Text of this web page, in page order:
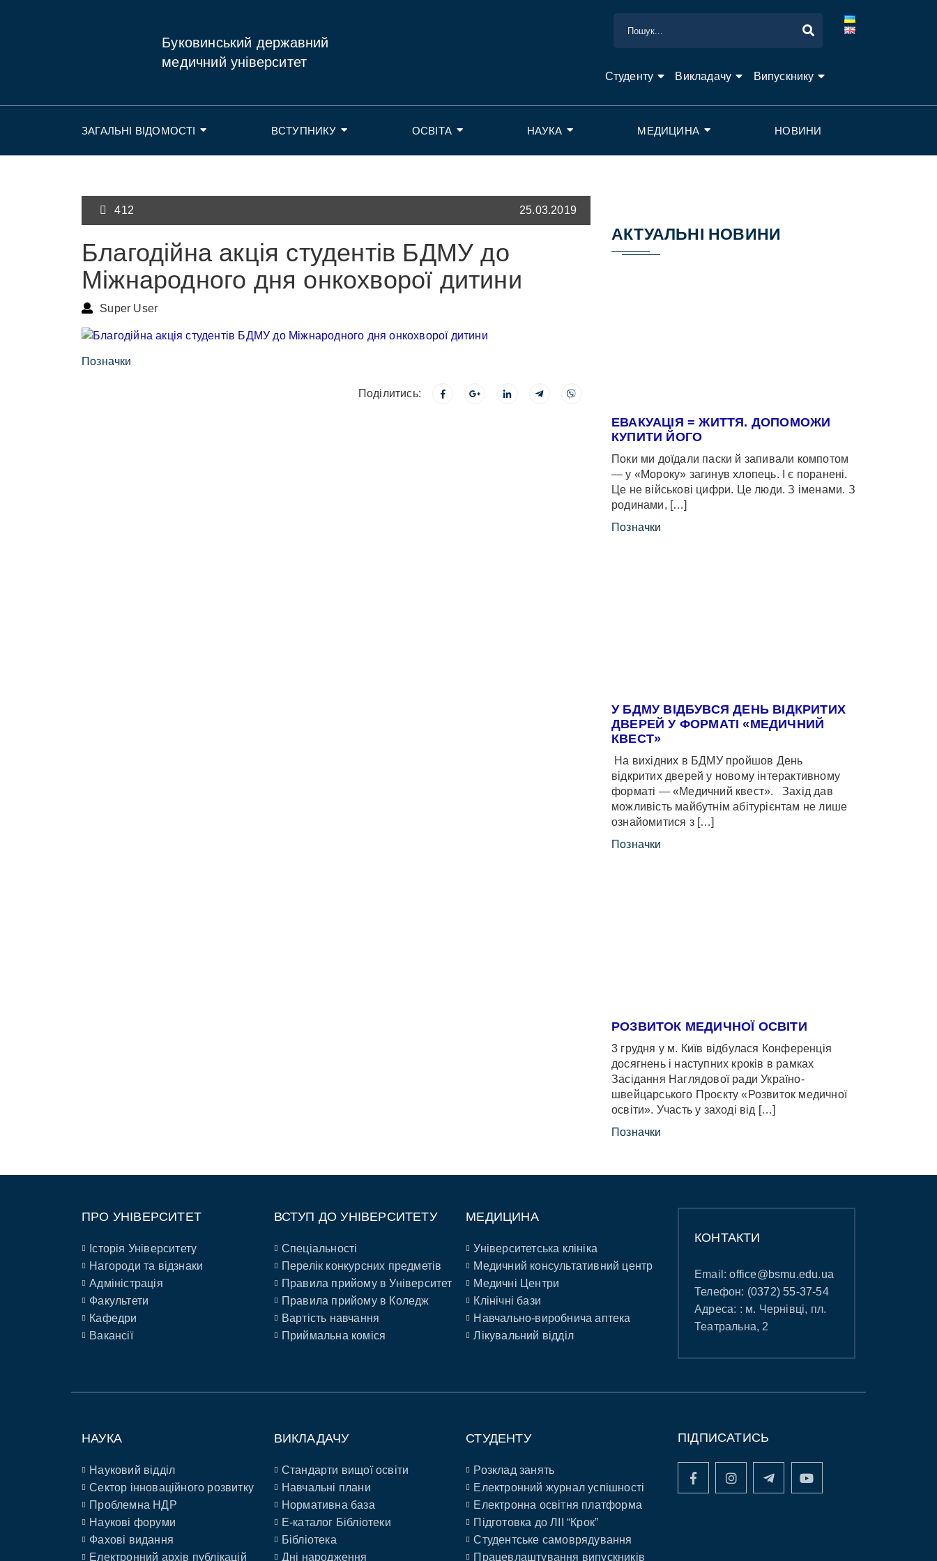
Буковинський державний
медичний університет
Студенту Викладачу Випускнику
ЗАГАЛЬНІ ВІДОМОСТІ ВСТУПНИКУ ОСВІТА НАУКА МЕДИЦИНА НОВИНИ
412 25.03.2019
Благодійна акція студентів БДМУ до
Міжнародного дня онкохворої дитини
Super User
Позначки
Поділитись:
АКТУАЛЬНІ НОВИНИ
ЕВАКУАЦІЯ = ЖИТТЯ. ДОПОМОЖИ
КУПИТИ ЙОГО
Поки ми доїдали паски й запивали компотом
— у «Мороку» загинув хлопець. І є поранені.
Це не військові цифри. Це люди. З іменами. З
родинами, […]
Позначки
У БДМУ ВІДБУВСЯ ДЕНЬ ВІДКРИТИХ
ДВЕРЕЙ У ФОРМАТІ «МЕДИЧНИЙ
КВЕСТ»
На вихідних в БДМУ пройшов День
відкритих дверей у новому інтерактивному
форматі — «Медичний квест». Захід дав
можливість майбутнім абітурієнтам не лише
ознайомитися з […]
Позначки
РОЗВИТОК МЕДИЧНОЇ ОСВІТИ
3 грудня у м. Київ відбулася Конференція
досягнень і наступних кроків в рамках
Засідання Наглядової ради Україно-
швейцарського Проєкту «Розвиток медичної
освіти». Участь у заході від […]
Позначки
ПРО УНІВЕРСИТЕТ
Історія Університету
Нагороди та відзнаки
Адміністрація
Факультети
Кафедри
Вакансії
ВСТУП ДО УНІВЕРСИТЕТУ
Спеціальності
Перелік конкурсних предметів
Правила прийому в Університет
Правила прийому в Коледж
Вартість навчання
Приймальна коміся
МЕДИЦИНА
Університетська клініка
Медичний консультативний центр
Медичні Центри
Клінічні бази
Навчально-виробнича аптека
Лікувальний відділ
КОНТАКТИ
Email:office@bsmu.edu.ua
Телефон: (0372) 55-37-54
Адреса: : м. Чернівці, пл.
Театральна, 2
НАУКА
Науковий відділ
Сектор інноваційного розвитку
Проблемна НДР
Наукові форуми
Фахові видання
Електронний архів публікацій
ВИКЛАДАЧУ
Стандарти вищої освіти
Навчальні плани
Нормативна база
E-каталог Бібліотеки
Бібліотека
Дні народження
СТУДЕНТУ
Розклад занять
Електронний журнал успішності
Електронна освітня платформа
Підготовка до ЛІІ “Крок”
Студентське самоврядування
Працевлаштування випускників
ПІДПИСАТИСЬ